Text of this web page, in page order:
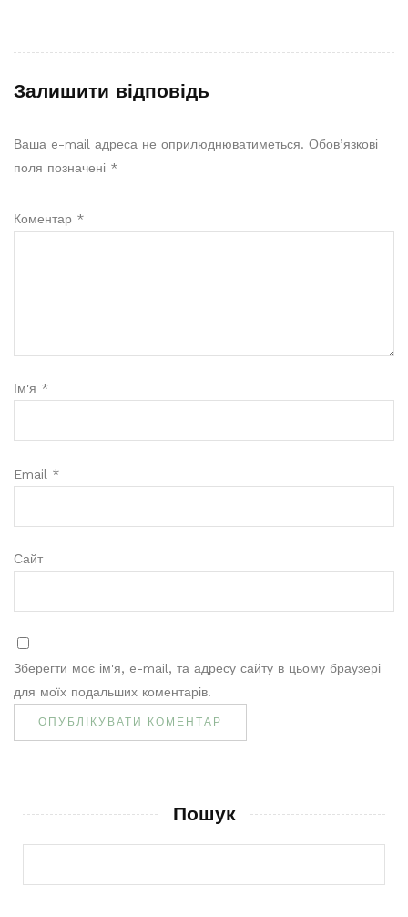
Залишити відповідь
Ваша e-mail адреса не оприлюднюватиметься. Обов’язкові
поля позначені *
Коментар *
Ім'я *
Email *
Сайт
Зберегти моє ім'я, e-mail, та адресу сайту в цьому браузері
для моїх подальших коментарів.
Пошук